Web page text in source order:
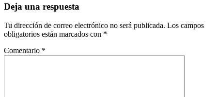
Deja una respuesta
Tu dirección de correo electrónico no será publicada. Los campos
obligatorios están marcados con *
Comentario *